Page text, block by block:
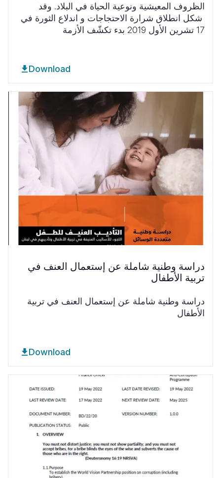
الظروف المعيشية ونوعية الحياة في البلاد. وقد
شكل انطلاق شرارة الاحتجاجات و اندلاع الثورة في
17 تشرين الأول
بدء تكشّف الأزمة
Download
دراسة وطنية شاملة عن إستعمال العنف في
تربية الأطفال
دراسة وطنية شاملة عن إستعمال العنف في تربية
الأطفال
Download